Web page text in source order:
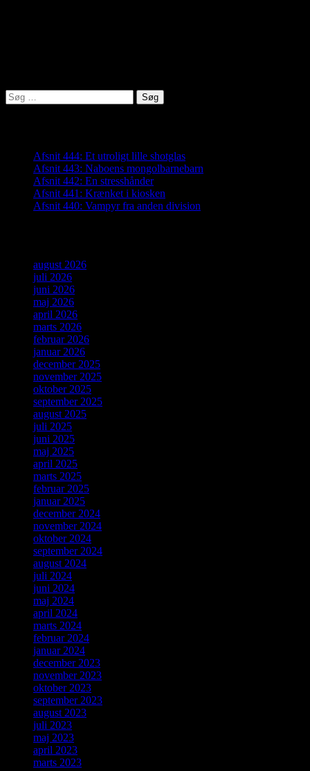
Søg
efter:
Afsnit 444: Et utroligt lille shotglas
Afsnit 443: Naboens mongolbarnebarn
Afsnit 442: En stresshånder
Afsnit 441: Krænket i kiosken
Afsnit 440: Vampyr fra anden division
august 2026
juli 2026
juni 2026
maj 2026
april 2026
marts 2026
februar 2026
januar 2026
december 2025
november 2025
oktober 2025
september 2025
august 2025
juli 2025
juni 2025
maj 2025
april 2025
marts 2025
februar 2025
januar 2025
december 2024
november 2024
oktober 2024
september 2024
august 2024
juli 2024
juni 2024
maj 2024
april 2024
marts 2024
februar 2024
januar 2024
december 2023
november 2023
oktober 2023
september 2023
august 2023
juli 2023
maj 2023
april 2023
marts 2023